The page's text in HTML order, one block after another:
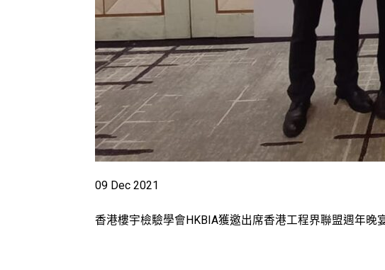
09 Dec 2021
香港樓宇檢驗學會HKBIA獲邀出席香港工程界聯盟週年